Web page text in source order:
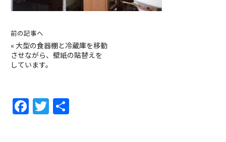
前の記事へ
« 大型の食器棚と冷蔵庫を移動
させながら、壁紙の貼替えを
しています。
F
a
T
w